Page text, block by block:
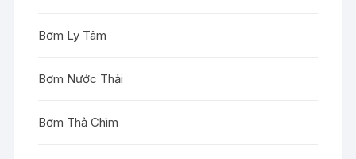
Bơm Ly Tâm
Bơm Nước Thải
Bơm Thả Chìm